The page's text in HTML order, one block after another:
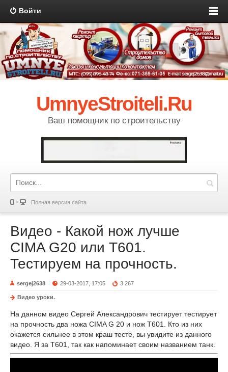
Войти
UmnyeStroiteli.Ru
Ваш помощник по строительству
Полная версия сайта
Видео - Какой нож лучше
CIMA G20 или T601.
Тестируем на прочность.
sergej2638 29-03-2017, 17:05 3 267
Видео уроки.
На данном видео Сергей Александрович тестирует тестирует
на прочность два ножа CIMA G 20 и нож Т601. Кто из них
окажется сильнее в этом краш тесте, вы увидите из данного
видео. Я за Т601, так как напоминает своим названием танк.